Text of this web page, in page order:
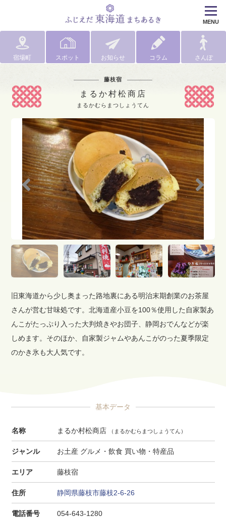
MENU
宿場町 スポット お知らせ コラム さんぽ
藤枝宿
まるか村松商店
まるかむらまつしょうてん
旧東海道から少し奥まった路地裏にある明治末期創業のお茶屋
さんが営む甘味処です。北海道産小豆を100％使用した自家製あ
んこがたっぷり入った大判焼きやお団子、静岡おでんなどが楽
しめます。そのほか、自家製ジャムやあんこがのった夏季限定
のかき氷も大人気です。
基本データ
名称 まるか村松商店 （まるかむらまつしょうてん）
ジャンル お土産 グルメ・飲食 買い物・特産品
エリア 藤枝宿
住所 静岡県藤枝市藤枝2-6-26
電話番号 054-643-1280